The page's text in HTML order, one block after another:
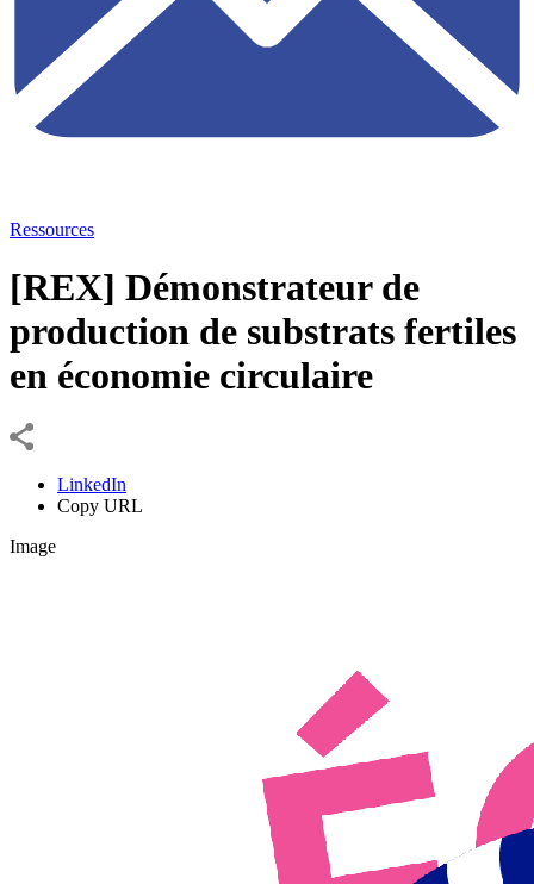
Ressources
[REX] Démonstrateur de
production de substrats fertiles
en économie circulaire
LinkedIn
Copy URL
Image